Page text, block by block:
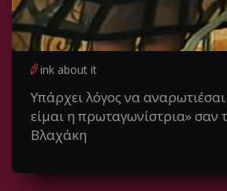
ink about it
Υπάρχει λόγος να αναρωτιέσαι
είμαι η πρωταγωνίστρια» σαν
Βλαχάκη